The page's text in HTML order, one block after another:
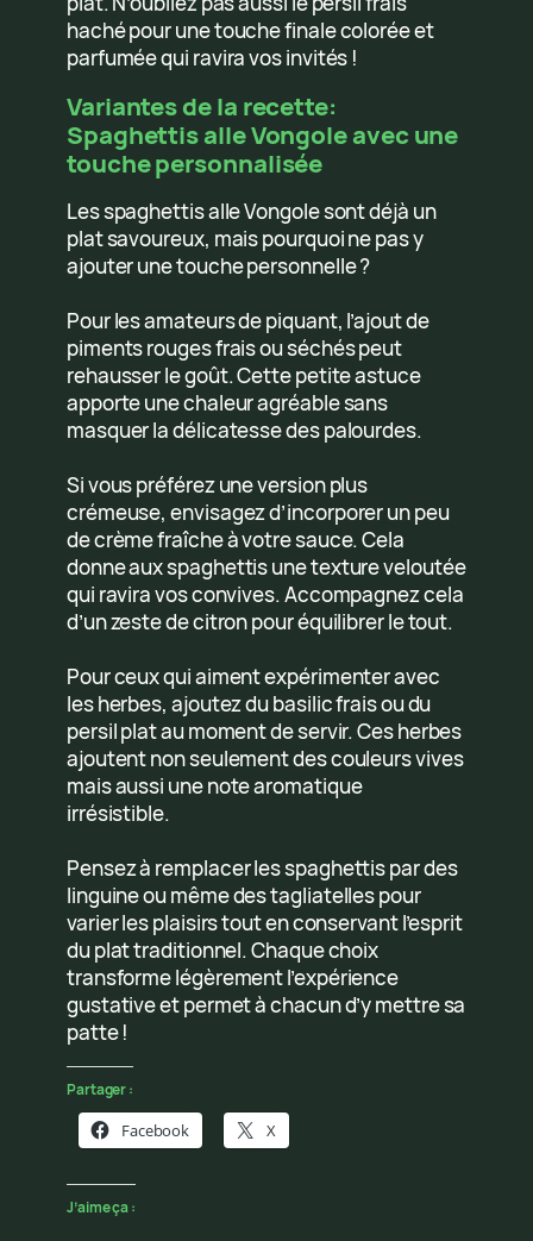
haché pour une touche finale colorée et
parfumée qui ravira vos invités !
Variantes de la recette:
Spaghettis alle Vongole avec une
touche personnalisée
Les spaghettis alle Vongole sont déjà un
plat savoureux, mais pourquoi ne pas y
ajouter une touche personnelle ?
Pour les amateurs de piquant, l’ajout de
piments rouges frais ou séchés peut
rehausser le goût. Cette petite astuce
apporte une chaleur agréable sans
masquer la délicatesse des palourdes.
Si vous préférez une version plus
crémeuse, envisagez d’incorporer un peu
de crème fraîche à votre sauce. Cela
donne aux spaghettis une texture veloutée
qui ravira vos convives. Accompagnez cela
d’un zeste de citron pour équilibrer le tout.
Pour ceux qui aiment expérimenter avec
les herbes, ajoutez du basilic frais ou du
persil plat au moment de servir. Ces herbes
ajoutent non seulement des couleurs vives
mais aussi une note aromatique
irrésistible.
Pensez à remplacer les spaghettis par des
linguine ou même des tagliatelles pour
varier les plaisirs tout en conservant l’esprit
du plat traditionnel. Chaque choix
transforme légèrement l’expérience
gustative et permet à chacun d’y mettre sa
patte !
Partager :
Facebook X
J’aime ça :